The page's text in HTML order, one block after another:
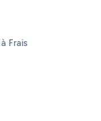
Frais